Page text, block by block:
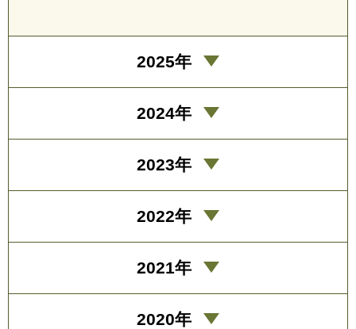
2025年
2024年
2023年
2022年
2021年
2020年